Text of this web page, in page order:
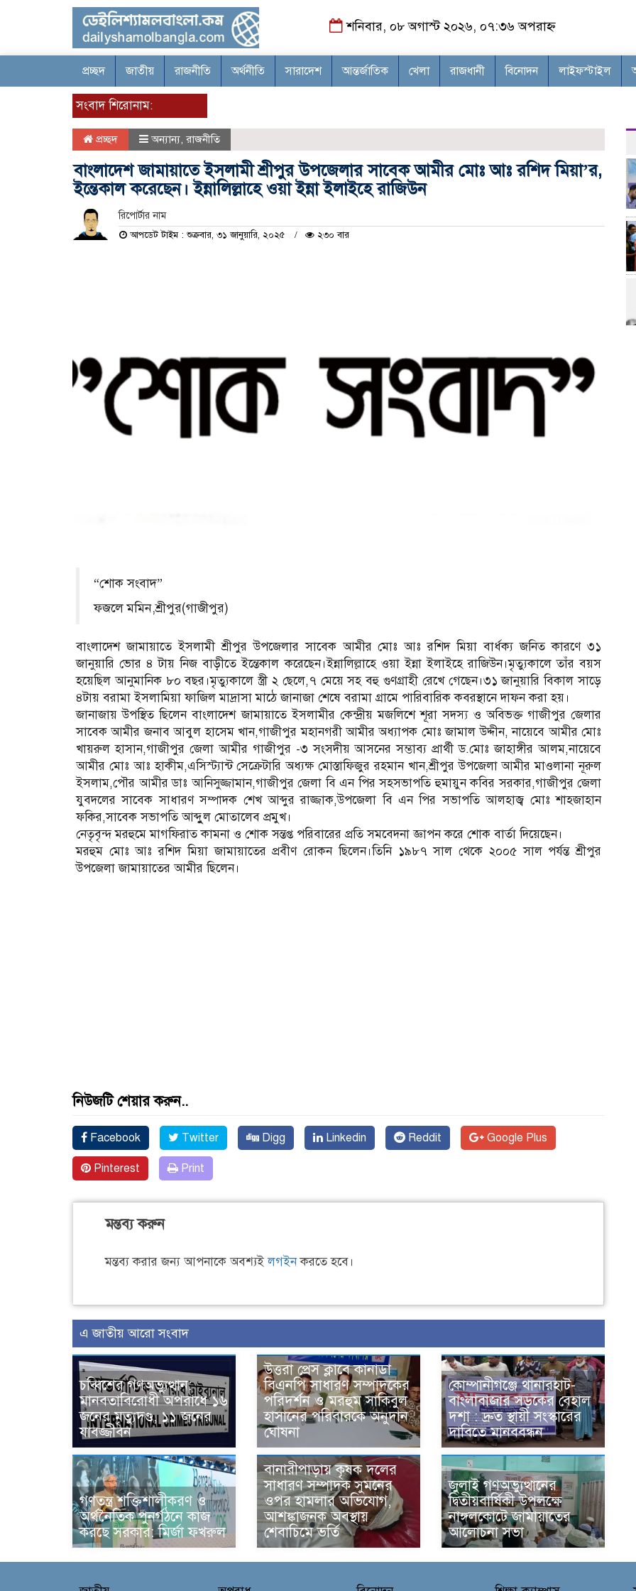
শনিবার, ০৮ অগাস্ট ২০২৬, ০৭:৩৬ অপরাহ্ন
প্রচ্ছদ জাতীয় রাজনীতি অর্থনীতি সারাদেশ আন্তর্জাতিক খেলা রাজধানী বিনোদন লাইফস্টাইল
সংবাদ শিরোনাম:
প্রচ্ছদ অন্যান্য, রাজনীতি
বাংলাদেশ জামায়াতে ইসলামী শ্রীপুর উপজেলার সাবেক আমীর মোঃ আঃ রশিদ মিয়া’র,
ইন্তেকাল করেছেন। ইন্নালিল্লাহে ওয়া ইন্না ইলাইহে রাজিউন
রিপোর্টার নাম
আপডেট টাইম : শুক্রবার, ৩১ জানুয়ারি, ২০২৫ ২৩০ বার
“শোক সংবাদ”
ফজলে মমিন,শ্রীপুর(গাজীপুর)
বাংলাদেশ জামায়াতে ইসলামী শ্রীপুর উপজেলার সাবেক আমীর মোঃ আঃ রশিদ মিয়া বার্ধক্য জনিত কারণে ৩১
জানুয়ারি ভোর ৪ টায় নিজ বাড়ীতে ইন্তেকাল করেছেন।ইন্নালিল্লাহে ওয়া ইন্না ইলাইহে রাজিউন।মৃত্যুকালে তাঁর বয়স
হয়েছিল আনুমানিক ৮০ বছর।মৃত্যুকালে স্ত্রী ২ ছেলে,৭ মেয়ে সহ বহু গুণগ্রাহী রেখে গেছেন।৩১ জানুয়ারি বিকাল সাড়ে
৪টায় বরামা ইসলামিয়া ফাজিল মাদ্রাসা মাঠে জানাজা শেষে বরামা গ্রামে পারিবারিক কবরস্থানে দাফন করা হয়।
জানাজায় উপস্থিত ছিলেন বাংলাদেশ জামায়াতে ইসলামীর কেন্দ্রীয় মজলিশে শূরা সদস্য ও অবিভক্ত গাজীপুর জেলার
সাবেক আমীর জনাব আবুল হাসেম খান,গাজীপুর মহানগরী আমীর অধ্যাপক মোঃ জামাল উদ্দীন, নায়েবে আমীর মোঃ
খায়রুল হাসান,গাজীপুর জেলা আমীর গাজীপুর -৩ সংসদীয় আসনের সম্ভাব্য প্রার্থী ড.মোঃ জাহাঙ্গীর আলম,নায়েবে
আমীর মোঃ আঃ হাকীম,এসিস্ট্যান্ট সেক্রেটারি অধ্যক্ষ মোস্তাফিজুর রহমান খান,শ্রীপুর উপজেলা আমীর মাওলানা নূরুল
ইসলাম,পৌর আমীর ডাঃ আনিসুজ্জামান,গাজীপুর জেলা বি এন পির সহসভাপতি হুমায়ুন কবির সরকার,গাজীপুর জেলা
যুবদলের সাবেক সাধারণ সম্পাদক শেখ আব্দুর রাজ্জাক,উপজেলা বি এন পির সভাপতি আলহাজ্ব মোঃ শাহজাহান
ফকির,সাবেক সভাপতি আব্দুুল মোতালেব প্রমুখ।
নেতৃবৃন্দ মরহুমে মাগফিরাত কামনা ও শোক সন্তপ্ত পরিবারের প্রতি সমবেদনা জ্ঞাপন করে শোক বার্তা দিয়েছেন।
মরহুম মোঃ আঃ রশিদ মিয়া জামায়াতের প্রবীণ রোকন ছিলেন।তিনি ১৯৮৭ সাল থেকে ২০০৫ সাল পর্যন্ত শ্রীপুর
উপজেলা জামায়াতের আমীর ছিলেন।
নিউজটি শেয়ার করুন..
Facebook Twitter Digg Linkedin Reddit Google Plus
Pinterest Print
মন্তব্য করুন
মন্তব্য করার জন্য আপনাকে অবশ্যইলগইনকরতে হবে।
এ জাতীয় আরো সংবাদ
চব্বিশের গণঅভ্যুত্থান:
মানবতাবিরোধী অপরাধে ১৬
জনের মৃত্যুদণ্ড, ১১ জনের
যাবজ্জীবন
উত্তরা প্রেস ক্লাবে কানাডা
বিএনপি সাধারণ সম্পাদকের
পরিদর্শন ও মরহুম সাকিবুল
হাসানের পরিবারকে অনুদান
ঘোষনা
কোম্পানীগঞ্জে থানারহাট-
বাংলাবাজার সড়কের বেহাল
দশা : দ্রুত স্থায়ী সংস্কারের
দাবিতে মানববন্ধন
গণতন্ত্র শক্তিশালীকরণ ও
অর্থনৈতিক পুনর্গঠনে কাজ
করছে সরকার: মির্জা ফখরুল
বানারীপাড়ায় কৃষক দলের
সাধারণ সম্পাদক সুমনের
ওপর হামলার অভিযোগ,
আশঙ্কাজনক অবস্থায়
শেবাচিমে ভর্তি
জুলাই গণঅভ্যুত্থানের
দ্বিতীয়বার্ষিকী উপলক্ষে
নাঙ্গলকোটে জামায়াতের
আলোচনা সভা